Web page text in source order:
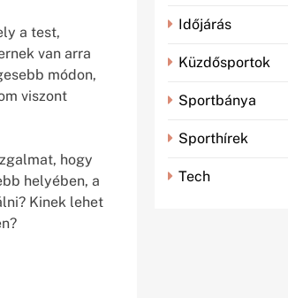
a test,
van arra
módon,
viszont
hogy
helyében, a
Kinek lehet
Időjárás
Küzdősportok
Sportbánya
Sporthírek
Tech